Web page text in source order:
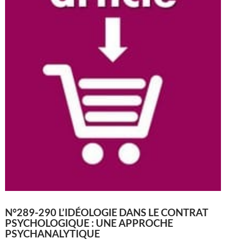
N°289-290 L’IDÉOLOGIE DANS LE CONTRAT
PSYCHOLOGIQUE : UNE APPROCHE
PSYCHANALYTIQUE